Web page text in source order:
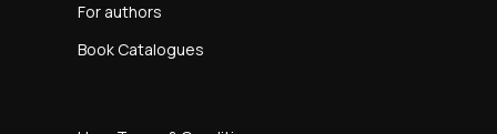
For authors
Book Catalogues